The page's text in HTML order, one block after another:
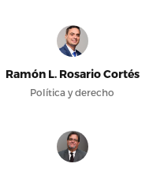
Ramón L. Rosario Cortés
Política y derecho